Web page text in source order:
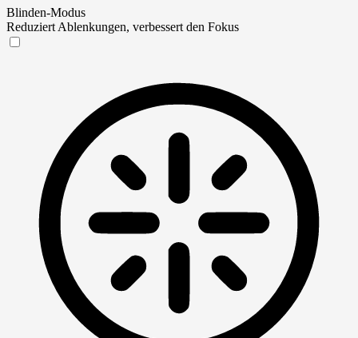
Blinden-Modus
Reduziert Ablenkungen, verbessert den Fokus